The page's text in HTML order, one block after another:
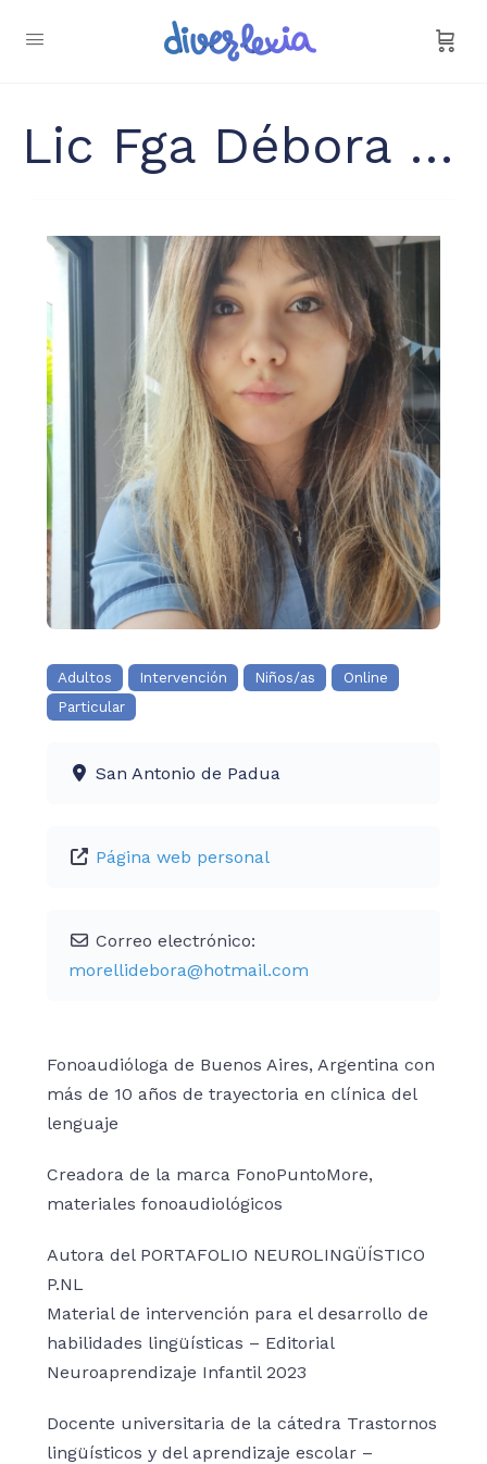
Lic Fga Débora Morelli
Adultos Intervención Niños/as
Online
Particular
San Antonio de Padua
Página web personal
Correo electrónico:
morellidebora@hotmail.com
Fonoaudióloga de Buenos Aires, Argentina con
más de 10 años de trayectoria en clínica del
lenguaje
Creadora de la marca FonoPuntoMore,
materiales fonoaudiológicos
Autora del PORTAFOLIO NEUROLINGÜÍSTICO
P.NL
Material de intervención para el desarrollo de
habilidades lingüísticas – Editorial
Neuroaprendizaje Infantil 2023
Docente universitaria de la cátedra Trastornos
lingüísticos y del aprendizaje escolar –